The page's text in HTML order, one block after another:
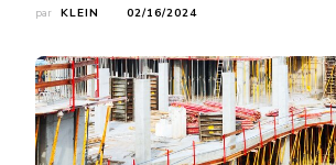
par KLEIN 02/16/2024